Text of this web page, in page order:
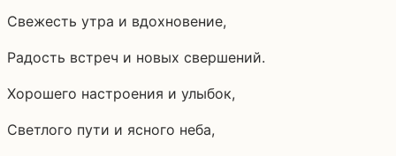
Свежесть утра и вдохновение,
Радость встреч и новых свершений.
Хорошего настроения и улыбок,
Светлого пути и ясного неба,